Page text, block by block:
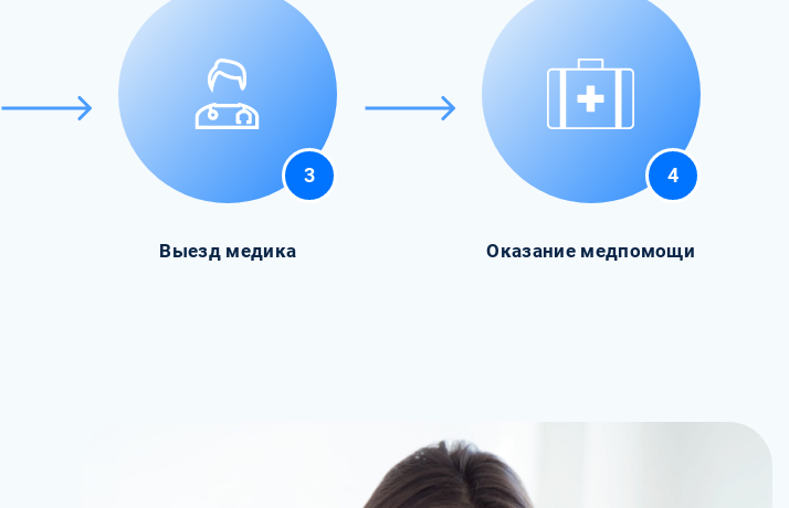
3
Выезд медика
4
Оказание медпомощи